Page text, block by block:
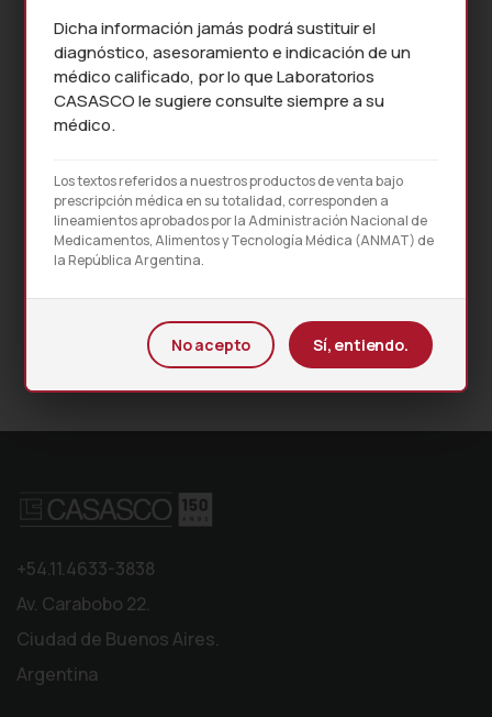
PROSPECTO MÉDICO
+54.11.4633-3838
Av. Carabobo 22.
Ciudad de Buenos Aires.
Argentina
Dicha información jamás podrá sustituir el
diagnóstico, asesoramiento e indicación de un
médico calificado, por lo que Laboratorios
CASASCO le sugiere consulte siempre a su
médico.
Los textos referidos a nuestros productos de venta bajo
prescripción médica en su totalidad, corresponden a
lineamientos aprobados por la Administración Nacional de
Medicamentos, Alimentos y Tecnología Médica (ANMAT) de
la República Argentina.
No acepto Sí, entiendo.